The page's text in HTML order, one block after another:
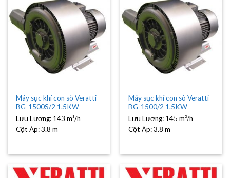
Máy sục khí con sò Veratti
BG-1500S/2 1.5KW
Lưu Lượng: 143 m³/h
Cột Áp:3.8 m
Máy sục khí con sò Veratti
BG-1500/2 1.5KW
Lưu Lượng: 145 m³/h
Cột Áp:3.8 m